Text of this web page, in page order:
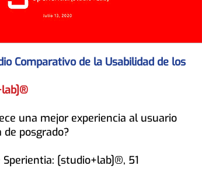
Comparativo de la Usabilidad de los
una mejor experiencia al usuario
posgrado?
[studio+lab]®, 51